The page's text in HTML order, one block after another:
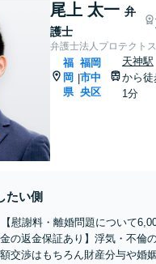
尾上 太一 弁
護士
弁護士法人プロテクト
福
岡
県
|
福岡
市中
央区
天神駅
から徒
1分
たい側
【慰謝料・離婚問題について
の返金保証あり】浮気・不倫の
交渉はもちろん財産分与や婚